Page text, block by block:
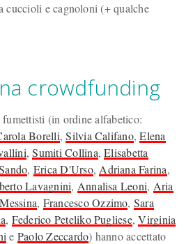
cuccioli e cagnoloni (+ qualche
crowdfunding
(in ordine alfabetico:
Borelli,Silvia Califano,Elena
,Sumiti Collina,Elisabetta
, Erica D'Urso, Adriana Farina,
Lavagnini, Annalisa Leoni, Aria
, Francesco Ozzimo, Sara
, Federico Peteliko Pugliese,Virginia
e Paolo Zeccardo) hanno accettato